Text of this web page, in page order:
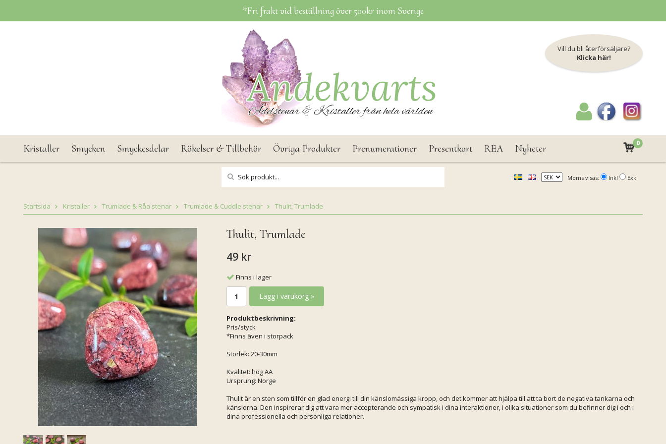
*Fri frakt vid beställning över 500kr inom Sverige
Vill du bli återförsäljare?
Klicka här!
Kristaller Smycken Smyckesdelar Rökelser & Tillbehör Övriga Produkter Prenumerationer Presentkort REA Nyheter 0
Moms visas: Inkl Exkl
Startsida Kristaller Trumlade & Råa stenar Trumlade & Cuddle stenar Thulit, Trumlade
Thulit, Trumlade
49 kr
Finns i lager
Lägg i varukorg »
Produktbeskrivning:
Pris/styck
*Finns även i storpack
Storlek: 20-30mm
Kvalitet: hög AA
Ursprung: Norge
Thulit är en sten som tillför en glad energi till din känslomässiga kropp, och det kommer att hjälpa till att ta bort de negativa tankarna och
känslorna. Den inspirerar dig att vara mer accepterande och sympatisk i dina interaktioner, i olika situationer som du befinner dig i och i
dina professionella och personliga relationer.